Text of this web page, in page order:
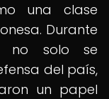
una clase
Durante
no solo se
del país,
un papel